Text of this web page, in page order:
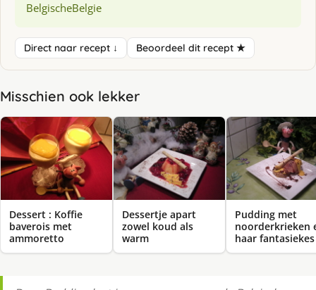
BelgischeBelgie
Direct naar recept ↓ Beoordeel dit recept ★
Misschien ook lekker
Dessert : Koffie
baverois met
ammoretto
Dessertje apart
zowel koud als
warm
Pudding met
noorderkrieken
haar fantasiekes